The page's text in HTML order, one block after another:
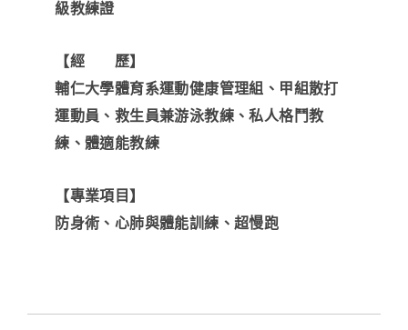
級教練證
【經 歷】
輔仁大學體育系運動健康管理組、甲組散打
運動員、救生員兼游泳教練、私人格鬥教
練、體適能教練
【專業項目】
防身術、心肺與體能訓練、超慢跑